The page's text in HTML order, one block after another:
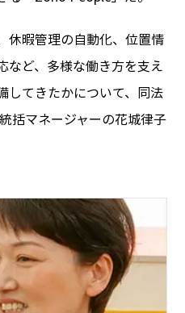
休暇管理の自動化、位置情
など、多様な働き方を支え
してきたかについて、同法
括マネージャーの花城律子